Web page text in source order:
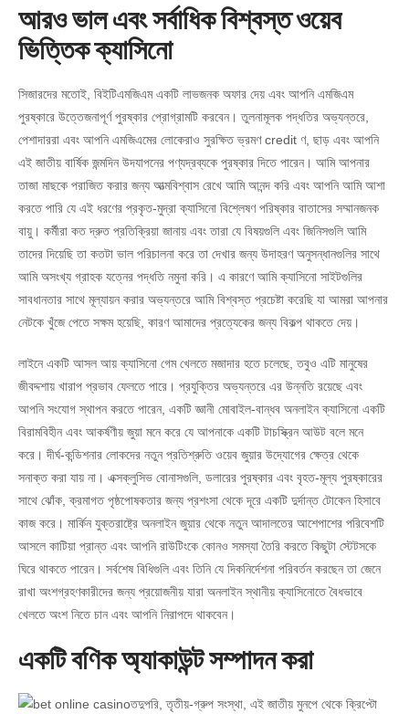
আরও ভাল এবং সর্বাধিক বিশ্বস্ত ওয়েব
ভিত্তিক ক্যাসিনো
সিজারদের মতোই, বিইটিএমজিএম একটি লাভজনক অফার দেয় এবং আপনি এমজিএম
পুরষ্কারে উত্তেজনাপূর্ণ পুরষ্কার প্রোগ্রামটি করবেন। তুলনামূলক পদ্ধতির অভ্যন্তরে,
পেশাদাররা এবং আপনি এমজিএমের লোকেরাও সুরক্ষিত ভ্রমণ credit ণ, ছাড় এবং আপনি
এই জাতীয় বার্ষিক জন্মদিন উদযাপনের পণ্যদ্রব্যকে পুরষ্কার দিতে পারেন। আমি আপনার
তাজা মাছকে পরাজিত করার জন্য আত্মবিশ্বাস রেখে আমি আনন্দ করি এবং আপনি আমি আশা
করতে পারি যে এই ধরণের প্রকৃত-মুদ্রা ক্যাসিনো বিশ্লেষণ পরিষ্কার বাতাসের সম্মানজনক
বায়ু। কর্মীরা কত দ্রুত প্রতিক্রিয়া জানায় এবং তারা যে বিষয়গুলি এবং জিনিসগুলি আমি
তাদের দিয়েছি তা কতটা ভাল পরিচালনা করে তা দেখার জন্য উদাহরণ অনুসন্ধানগুলির সাথে
আমি অসংখ্য গ্রাহক যত্নের পদ্ধতি নমুনা করি। এ কারণে আমি ক্যাসিনো সাইটগুলির
সাবধানতার সাথে মূল্যায়ন করার অভ্যন্তরে আমি বিশ্বস্ত প্রচেষ্টা করেছি যা আমরা আপনার
নেটকে খুঁজে পেতে সক্ষম হয়েছি, কারণ আমাদের প্রত্যেকের জন্য বিকল্প থাকতে দেয়।
লাইনে একটি আসল আয় ক্যাসিনো গেম খেলতে মজাদার হতে চলেছে, তবুও এটি মানুষের
জীবদ্দশায় খারাপ প্রভাব ফেলতে পারে। প্রযুক্তির অভ্যন্তরে এর উন্নতি রয়েছে এবং
আপনি সংযোগ স্থাপন করতে পারেন, একটি জ্ঞানী মোবাইল-বান্ধব অনলাইন ক্যাসিনো একটি
বিরামবিহীন এবং আকর্ষণীয় জুয়া মনে করে যে আপনাকে একটি টাচস্ক্রিন আউট বলে মনে
করে। দীর্ঘ-কন্ডিশনার লোকদের নতুন প্রতিশ্রুতি ওয়েব জুয়ার উদ্যোগের ক্ষেত্র থেকে
সনাক্ত করা যায় না। এক্সক্লুসিভ বোনাসগুলি, ডলারের পুরষ্কার এবং বৃহত-মূল্য পুরষ্কারের
সাথে ঝোঁক, ক্রমাগত পৃষ্ঠপোষকতার জন্য প্রশংসা থেকে দূরে একটি দুর্দান্ত টোকেন হিসাবে
কাজ করে। মার্কিন যুক্তরাষ্ট্রে অনলাইন জুয়ার থেকে নতুন আদালতের আশেপাশের পরিবেশটি
আসলে কাটিয়া প্রান্ত এবং আপনি রাউটিংকে কোনও সমস্যা তৈরি করতে কিছুটা স্টেটসকে
ঘিরে থাকতে পারেন। সর্বশেষ বিধিগুলি এবং তিনি যে দিকনির্দেশনা পরিবর্তন করছেন তা জেনে
রাখা অংশগ্রহণকারীদের জন্য প্রয়োজনীয় যারা অনলাইন স্থানীয় ক্যাসিনোতে বৈধভাবে
খেলতে অংশ নিতে চান এবং আপনি নিরাপদে থাকবেন।
একটি বণিক অ্যাকাউন্ট সম্পাদন করা
তদুপরি, তৃতীয়-গ্রুপ সংস্থা, এই জাতীয় মুনপে থেকে ক্রিপ্টো